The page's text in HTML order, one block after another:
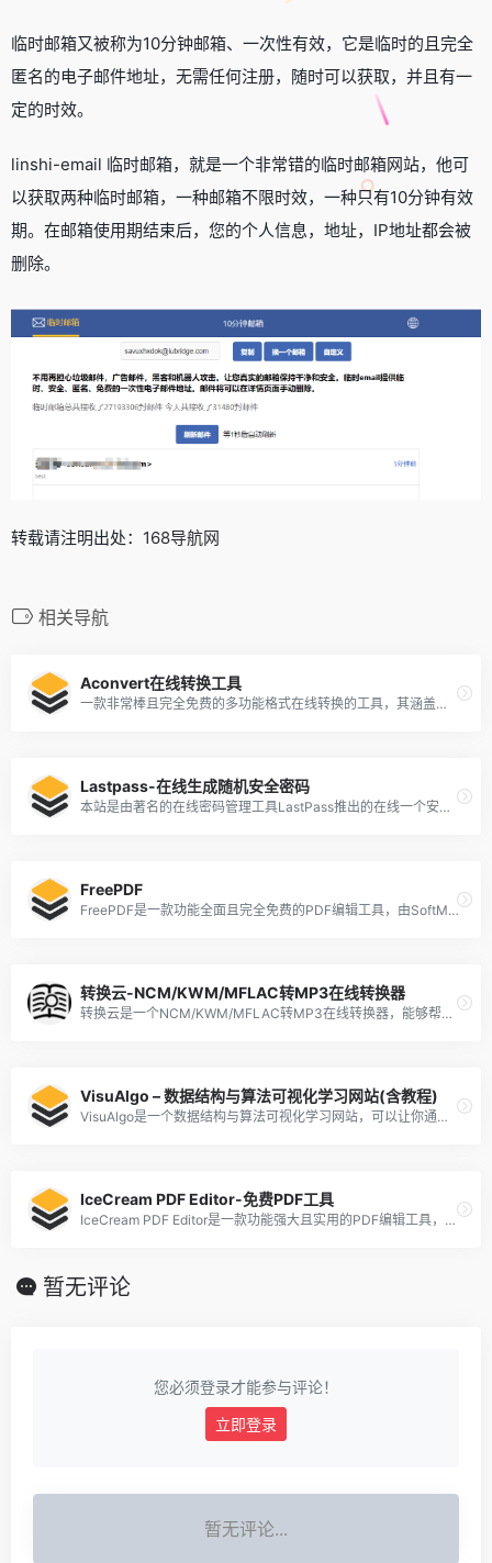
临时邮箱又被称为10分钟邮箱、一次性有效，它是临时的且完全
匿名的电子邮件地址，无需任何注册，随时可以获取，并且有一
定的时效。
linshi-email 临时邮箱，就是一个非常错的临时邮箱网站，他可
以获取两种临时邮箱，一种邮箱不限时效，一种只有10分钟有效
期。在邮箱使用期结束后，您的个人信息，地址，IP地址都会被
删除。
转载请注明出处： 168导航网
相关导航
Aconvert在线转换工具
一款非常棒且完全免费的多功能格式在线转换的工具，其涵盖了PDF、文档、电子书、图片、视频、音频和压缩等超多文件的相互转换
Lastpass-在线生成随机安全密码
本站是由著名的在线密码管理工具LastPass推出的在线一个安全密码生成工具，可以帮助你生成随机的高强度密码，而且你可以根据需要自定义密码的长度和内容！
FreePDF
FreePDF是一款功能全面且完全免费的PDF编辑工具，由SoftMaker开发，适用于个人和商业用途。它支持创建、编辑、查看、打印和注释PDF文件
转换云-NCM/KWM/MFLAC转MP3在线转换器
转换云是一个NCM/KWM/MFLAC转MP3在线转换器，能够帮助我们将ncm、mflac、kgm格式的音乐文件转换为MP3格式的文件
VisuAlgo – 数据结构与算法可视化学习网站(含教程)
VisuAlgo是一个数据结构与算法可视化学习网站，可以让你通过动画的方式来观察和理解各种常用的数据结构和算法的工作原理和性能特点，不仅适合初学者，也适合进阶者。它涵盖了很多高级的数据结构和算法，例如后缀树、后缀数组、计算几何、旅行商问题等等。
IceCream PDF Editor-免费PDF工具
IceCream PDF Editor是一款功能强大且实用的PDF编辑工具，适用于Windows操作系统。该软件提供了多种编辑模式和功能，包括文本编辑、注释添加、页面管理和PDF文件保护等。
暂无评论
您必须登录才能参与评论！
立即登录
暂无评论...